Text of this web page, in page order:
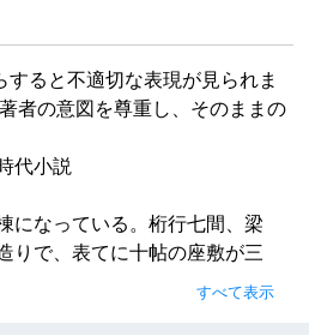
ると不適切な表現が見られま
者の意図を尊重し、そのままの
代小説
になっている。桁行七間、梁
りで、表てに十帖の座敷が三
すべて表示